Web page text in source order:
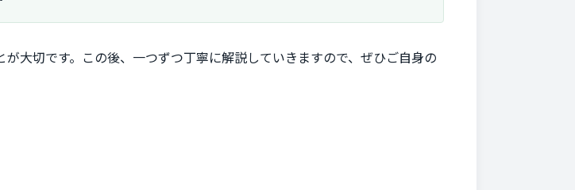
大切です。この後、一つずつ丁寧に解説していきますので、ぜひご自身の